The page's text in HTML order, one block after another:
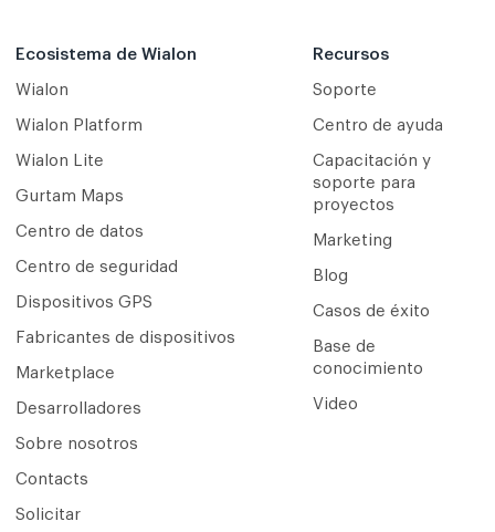
Ecosistema de Wialon
Wialon
Wialon Platform
Wialon Lite
Gurtam Maps
Centro de datos
Centro de seguridad
Dispositivos GPS
Fabricantes de dispositivos
Marketplace
Desarrolladores
Sobre nosotros
Contacts
Solicitar
Recursos
Soporte
Centro de ayuda
Capacitación y
soporte para
proyectos
Marketing
Blog
Casos de éxito
Base de
conocimiento
Video